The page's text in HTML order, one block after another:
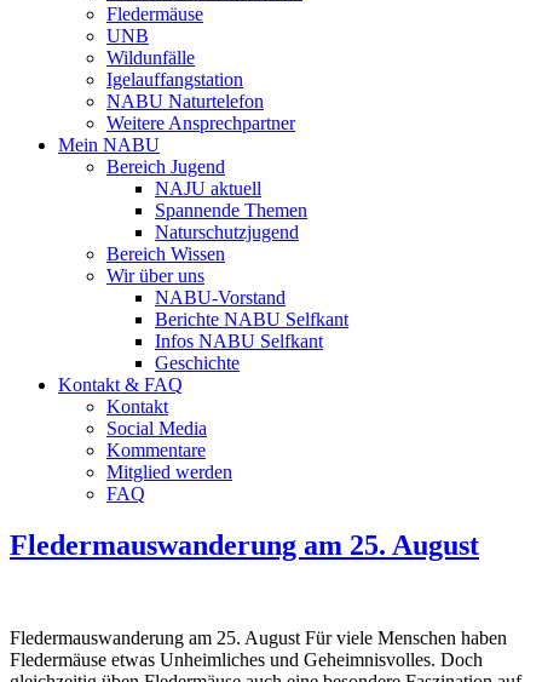
Fledermäuse
UNB
Wildunfälle
Igelauffangstation
NABU Naturtelefon
Weitere Ansprechpartner
Mein NABU
Bereich Jugend
NAJU aktuell
Spannende Themen
Naturschutzjugend
Bereich Wissen
Wir über uns
NABU-Vorstand
Berichte NABU Selfkant
Infos NABU Selfkant
Geschichte
Kontakt & FAQ
Kontakt
Social Media
Kommentare
Mitglied werden
FAQ
Fledermauswanderung am 25. August
Fledermauswanderung am 25. August Für viele Menschen haben
Fledermäuse etwas Unheimliches und Geheimnisvolles. Doch